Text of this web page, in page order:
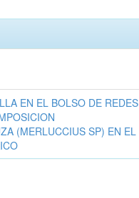
EN EL BOLSO DE REDES
(MERLUCCIUS SP) EN EL